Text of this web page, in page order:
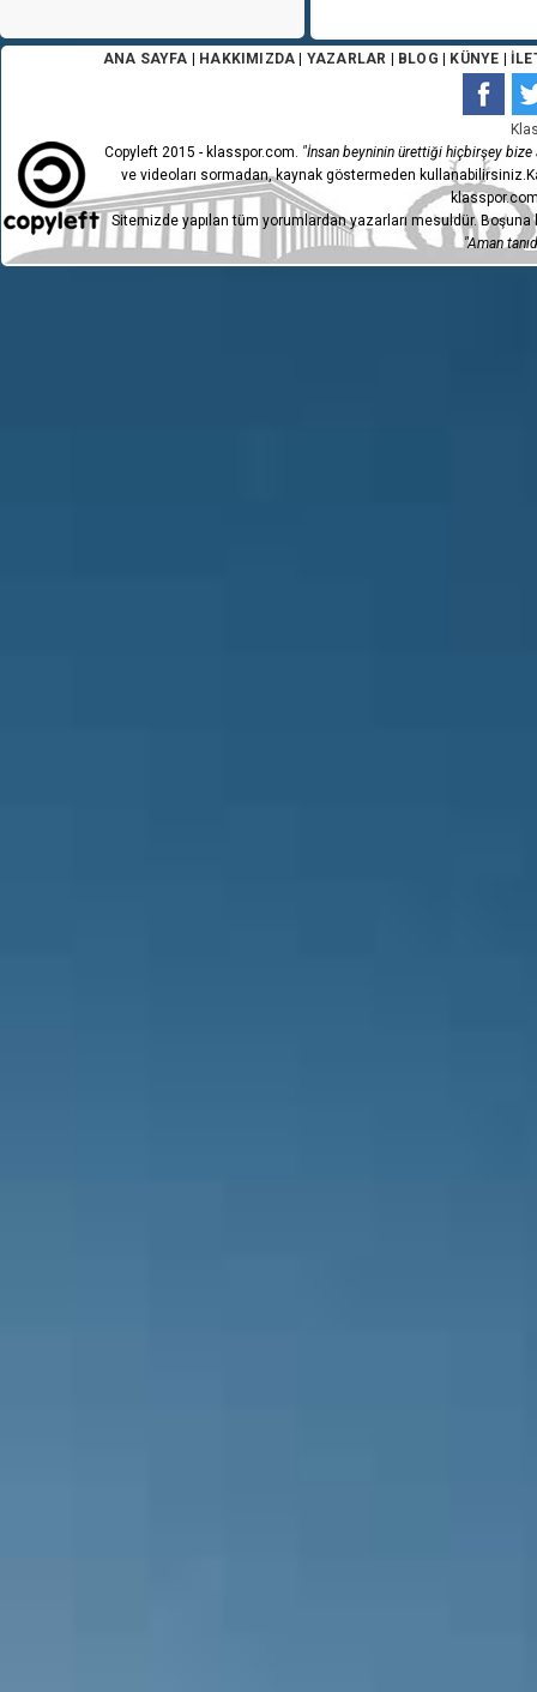
ANA SAYFA HAKKIMIZDA YAZARLAR BLOG KÜNYE
Copyleft 2015 - klasspor.com. "İnsan beyninin ürettiği hiçbirşey bize
ve videoları sormadan, kaynak göstermeden
Sitemizde yapılan tüm yorumlardan yazarları mesuldür.
"Aman